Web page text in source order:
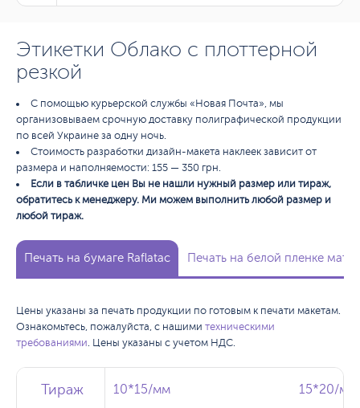
Этикетки Облако с плоттерной
резкой
С помощью курьерской службы «Новая Почта», мы
организовываем срочную доставку полиграфической продукции
по всей Украине за одну ночь.
Стоимость разработки дизайн-макета наклеек зависит от
размера и наполняемости: 155 — 350 грн.
Если в табличке цен Вы не нашли нужный размер или тираж,
обратитесь к менеджеру. Ми можем выполнить любой размер и
любой тираж.
Печать на бумаге Raflatac Печать на белой пленке
Цены указаны за печать продукции по готовым к печати макетам.
Ознакомьтесь, пожалуйста, с нашими техническими
требованиями. Цены указаны с учетом НДС.
Тираж
Тираж 10*15/мм 15*20/мм
Тираж 10*15/мм 15*20/мм